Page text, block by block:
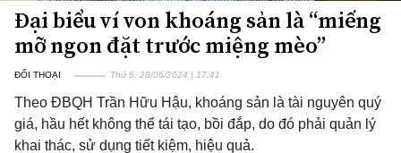
Đại biểu ví von khoáng sản là “miếng
mỡ ngon đặt trước miệng mèo”
ĐỐI THOẠI Thứ 6, 28/06/2024 | 17:41
Theo ĐBQH Trần Hữu Hậu, khoáng sản là tài nguyên quý
giá, hầu hết không thể tái tạo, bồi đắp, do đó phải quản lý
khai thác, sử dụng tiết kiệm, hiệu quả.